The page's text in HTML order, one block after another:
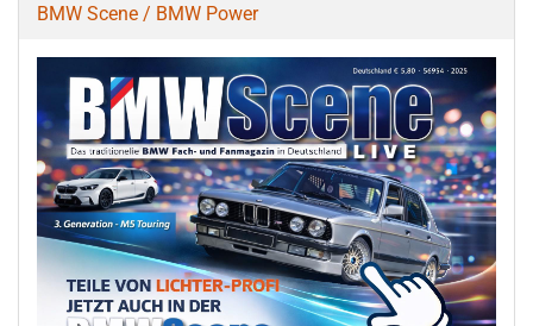
BMW Scene / BMW Power